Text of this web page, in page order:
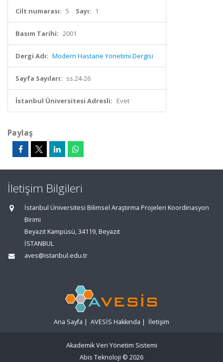
Cilt numarası: 5 Sayı: 1
Basım Tarihi: 2001
Dergi Adı: Modern Hastane Yönetimi Dergisi
Sayfa Sayıları: ss.24-26
İstanbul Üniversitesi Adresli: Evet
Paylaş
İletişim Bilgileri
İstanbul Üniversitesi Bilimsel Araştırma Projeleri Koordinasyon
Birimi
Beyazıt Kampüsü, 34119, Beyazıt
İSTANBUL
aves@istanbul.edu.tr
Ana Sayfa | AVESİS Hakkında | İletişim
Akademik Veri Yönetim Sistemi
Abis Teknoloji © 2026